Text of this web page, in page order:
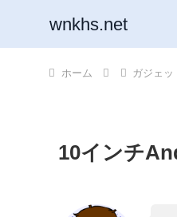
wnkhs.net
ホーム ガジェッ
10インチ